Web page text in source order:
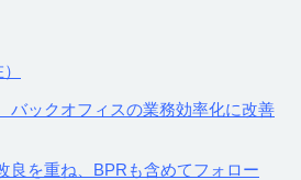
バックオフィスの業務効率化に改善
良を重ね、BPRも含めてフォロー